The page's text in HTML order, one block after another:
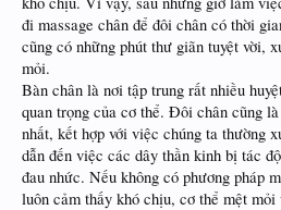
đi massage chân để đôi chân có thời
cũng có những phút thư giãn tuyệt vời,
mỏi.
Bàn chân là nơi tập trung rất nhiều
quan trọng của cơ thể. Đôi chân cũng
nhất, kết hợp với việc chúng ta thường
dẫn đến việc các dây thần kinh bị tác
đau nhức. Nếu không có phương pháp
luôn cảm thấy khó chịu, cơ thể mệt mỏi